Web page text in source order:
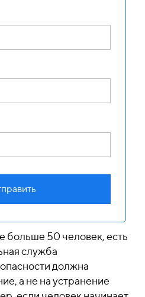
больше 50 человек, есть
служба
должна
а не на устранение